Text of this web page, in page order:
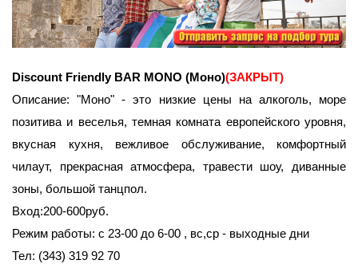
Discount Friendly BAR MONO (Моно)(ЗАКРЫТ)
Описание: "Моно" - это низкие цены на алкоголь, море
позитива и веселья, темная комната европейского уровня,
вкусная кухня, вежливое обслуживание, комфортный
чилаут, прекрасная атмосфера, травести шоу, диванные
зоны, большой танцпол.
Вход:200-600руб.
Режим работы: с 23-00 до 6-00 , вс,ср - выходные дни
Тел: (343) 319 92 70